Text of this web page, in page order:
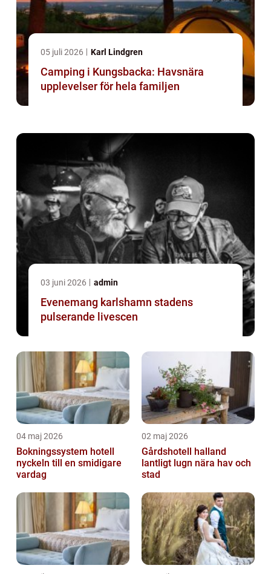
05 juli 2026 Karl Lindgren
Camping i Kungsbacka: Havsnära
upplevelser för hela familjen
03 juni 2026 admin
Evenemang karlshamn stadens
pulserande livescen
04 maj 2026
Bokningssystem hotell
nyckeln till en smidigare
vardag
02 maj 2026
Gårdshotell halland
lantligt lugn nära hav och
stad